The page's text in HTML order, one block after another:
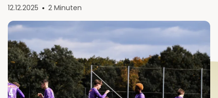
12.12.2025 2 Minuten